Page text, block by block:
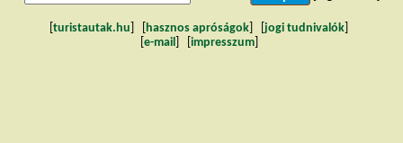
turistautak.hu hasznos apróságok jogi tudnivalók
e-mail impresszum]